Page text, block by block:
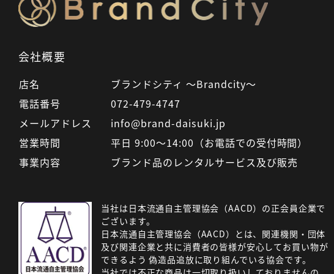
会社概要
店名
ブランドシティ ～Brandcity～
電話番号
072-479-4747
メールアドレス
info@brand-daisuki.jp
営業時間
平日 9:00～14:00（お電話での受付時間）
事業内容
ブランド品のレンタルサービス及び販売
当社は日本流通自主管理協会（AACD）の正会員企業で
ございます。
日本流通自主管理協会（AACD）とは、関連機関・団体
及び関連企業と共に消費者の皆様が安心してお買い物が
できるよう 偽造品追放に取り組んでいる協会です。